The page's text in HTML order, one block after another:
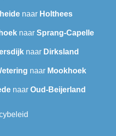
naar Holthees
naar Sprang-Capelle
naar Dirksland
naar Mookhoek
naar Oud-Beijerland